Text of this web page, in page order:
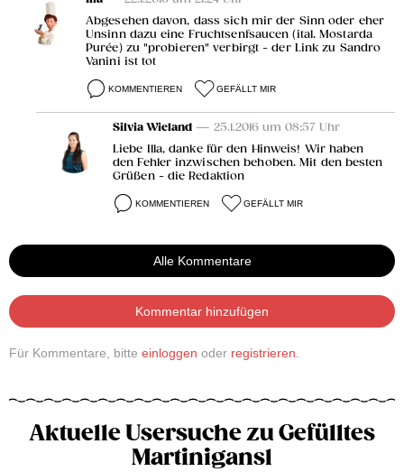
Abgesehen davon, dass sich mir der Sinn oder eher
Unsinn dazu eine Fruchtsenfsaucen (ital. Mostarda
Purée) zu "probieren" verbirgt - der Link zu Sandro
Vanini ist tot
KOMMENTIEREN GEFÄLLT MIR
Silvia Wieland — 25.1.2016 um 08:57 Uhr
Liebe Illa, danke für den Hinweis! Wir haben
den Fehler inzwischen behoben. Mit den besten
Grüßen - die Redaktion
KOMMENTIEREN GEFÄLLT MIR
Alle Kommentare
Kommentar hinzufügen
Für Kommentare, bitte einloggen oder registrieren
Aktuelle Usersuche zu Gefülltes
Martinigansl